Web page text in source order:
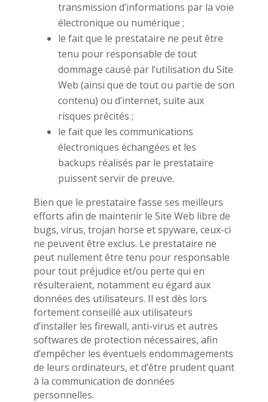
transmission d’informations par la voie
électronique ou numérique ;
le fait que le prestataire ne peut être
tenu pour responsable de tout
dommage causé par l’utilisation du Site
Web (ainsi que de tout ou partie de son
contenu) ou d’internet, suite aux
risques précités ;
le fait que les communications
électroniques échangées et les
backups réalisés par le prestataire
puissent servir de preuve.
Bien que le prestataire fasse ses meilleurs
efforts afin de maintenir le Site Web libre de
bugs, virus, trojan horse et spyware, ceux-ci
ne peuvent être exclus. Le prestataire ne
peut nullement être tenu pour responsable
pour tout préjudice et/ou perte qui en
résulteraient, notamment eu égard aux
données des utilisateurs. Il est dès lors
fortement conseillé aux utilisateurs
d’installer les firewall, anti-virus et autres
softwares de protection nécessaires, afin
d’empêcher les éventuels endommagements
de leurs ordinateurs, et d’être prudent quant
à la communication de données
personnelles.